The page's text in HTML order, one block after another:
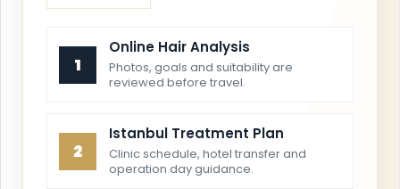
1
Online Hair Analysis
Photos, goals and suitability are
reviewed before travel.
2
Istanbul Treatment Plan
Clinic schedule, hotel transfer and
operation day guidance.